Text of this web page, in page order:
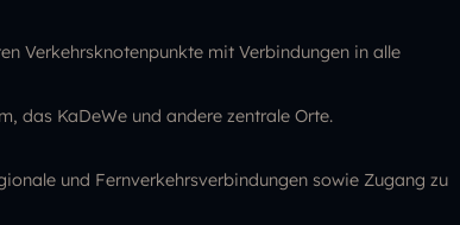
Verkehrsknotenpunkte mit Verbindungen in alle
das KaDeWe und andere zentrale Orte.
und Fernverkehrsverbindungen sowie Zugang zu